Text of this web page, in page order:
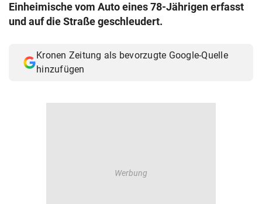
Einheimische vom Auto eines 78-Jährigen erfasst
und auf die Straße geschleudert.
Kronen Zeitung als bevorzugte Google-Quelle
hinzufügen